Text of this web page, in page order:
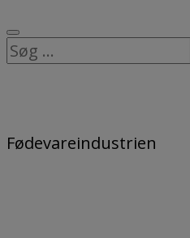
Søg
efter:
Fødevareindustrien